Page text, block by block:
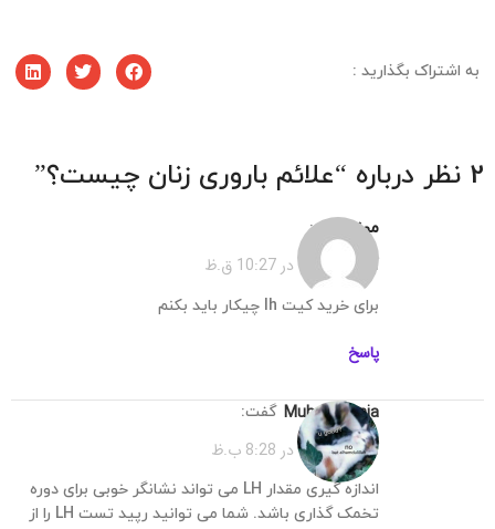
به اشتراک بگذارید :
علائم باروری زنان چیست؟”
مونا گفت:
آبان 1, 1402 در 10:27 ق.ظ
برای خرید کیت lh چیکار باید بکنم
پاسخ
muharramnia گفت:
آبان 4, 1402 در 8:28 ب.ظ
اندازه گیری مقدار LH می تواند نشانگر خوبی برای دوره
تخمک گذاری باشد. شما می توانید رپید تست LH را از